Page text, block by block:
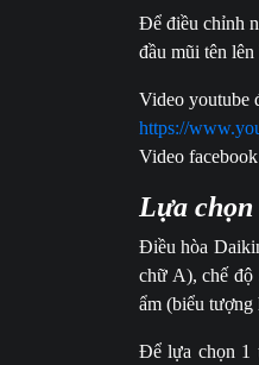
Để điều chỉnh
đầu mũi tên
Video youtube
https://
Video
Lựa
Điều hòa
chữ A), chế độ
ẩm (biểu tượng
Để lựa chọn 1